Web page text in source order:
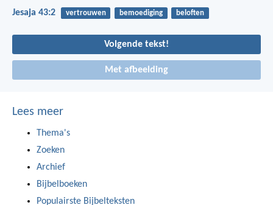
Jesaja 43:2 vertrouwen bemoediging beloften
Volgende tekst!
Met afbeelding
Lees meer
Thema's
Zoeken
Archief
Bijbelboeken
Populairste Bijbelteksten